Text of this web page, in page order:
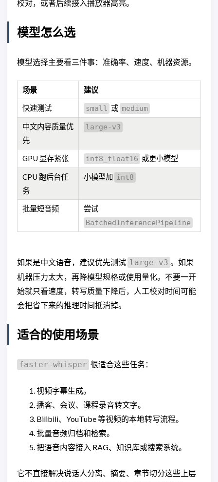
校对，或者后续接入播放器高亮。
模型怎么选
模型选择主要看三件事：准确率、速度、机器资源。
场景 建议
快速测试 small 或 medium
中文内容质量优
先
large-v3
GPU 显存紧张 int8_float16 或更小模型
CPU 跑后台任
务
小模型加 int8
批量短音频
尝试
BatchedInferencePipeline
如果是中文语音，建议优先测试 large-v3 。如果
机器压力太大，再降模型规格或使用量化。不要一开
始就只看速度，转写质量下降后，人工校对时间可能
会把省下来的推理时间抵消掉。
适合的使用场景
faster-whisper 很适合这些任务：
视频字幕生成。
播客、会议、课程录音转文字。
Bilibili、YouTube 等视频的本地转写流程。
批量音频归档和检索。
把语音内容接入 RAG、知识库或搜索系统。
它不直接解决说话人分离、摘要、章节切分这些上层